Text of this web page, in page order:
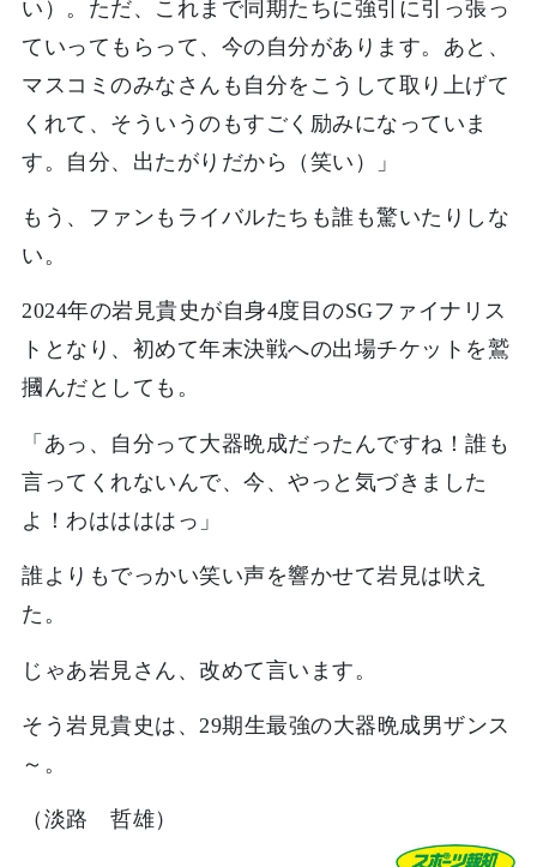
い）。ただ、これまで同期たちに強引に引っ張っ
ていってもらって、今の自分があります。あと、
マスコミのみなさんも自分をこうして取り上げて
くれて、そういうのもすごく励みになっていま
す。自分、出たがりだから（笑い）」
もう、ファンもライバルたちも誰も驚いたりしな
い。
2024年の岩見貴史が自身4度目のSGファイナリス
トとなり、初めて年末決戦への出場チケットを鷲
摑んだとしても。
「あっ、自分って大器晩成だったんですね！誰も
言ってくれないんで、今、やっと気づきました
よ！わははははっ」
誰よりもでっかい笑い声を響かせて岩見は吠え
た。
じゃあ岩見さん、改めて言います。
そう岩見貴史は、29期生最強の大器晩成男ザンス
～。
（淡路 哲雄）